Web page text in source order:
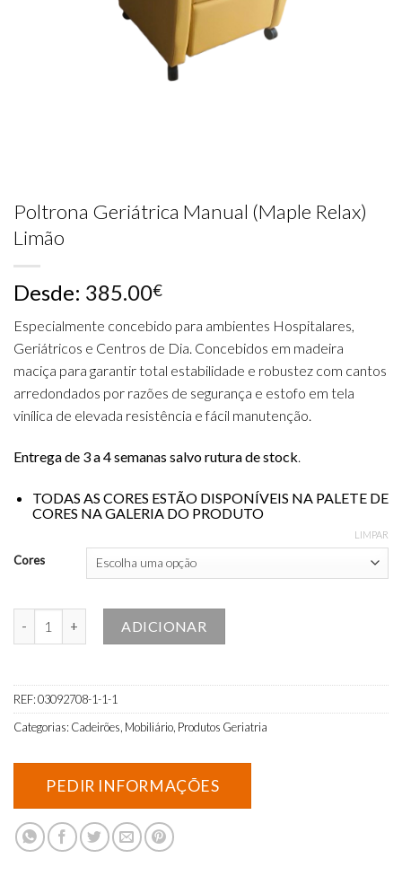
Poltrona Geriátrica Manual (Maple Relax)
Limão
Desde: 385.00€
Especialmente concebido para ambientes Hospitalares,
Geriátricos e Centros de Dia. Concebidos em madeira
maciça para garantir total estabilidade e robustez com cantos
arredondados por razões de segurança e estofo em tela
vinílica de elevada resistência e fácil manutenção.
Entrega de 3 a 4 semanas salvo rutura de stock.
TODAS AS CORES ESTÃO DISPONÍVEIS NA PALETE DE
CORES NA GALERIA DO PRODUTO
Cores
LIMPAR
ADICIONAR
REF:03092708-1-1-1
Categorias: Cadeirões Mobiliário Produtos Geriatria